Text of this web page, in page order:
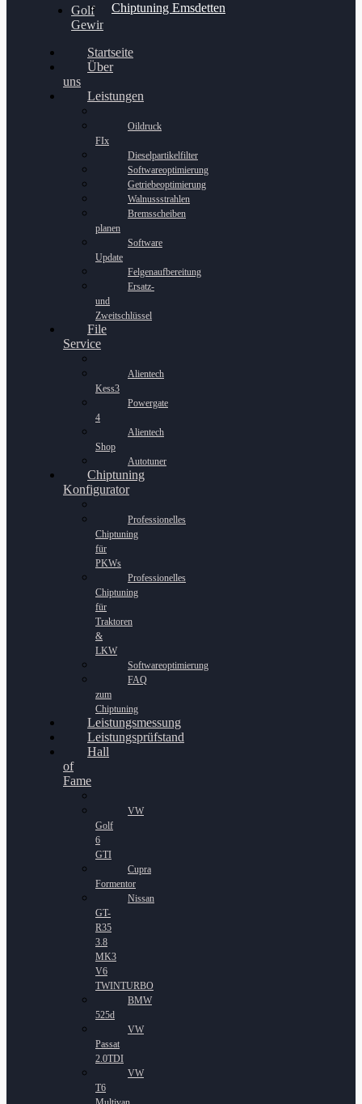
Chiptuning Emsdetten
Golf
Gewinnspiel
Startseite
Über
uns
Leistungen
Oildruck
FIx
Dieselpartikelfilter
Softwareoptimierung
Getriebeoptimierung
Walnussstrahlen
Bremsscheiben
planen
Software
Update
Felgenaufbereitung
Ersatz-
und
Zweitschlüssel
File
Service
Alientech
Kess3
Powergate
4
Alientech
Shop
Autotuner
Chiptuning
Konfigurator
Professionelles
Chiptuning
für
PKWs
Professionelles
Chiptuning
für
Traktoren
&
LKW
Softwareoptimierung
FAQ
zum
Chiptuning
Leistungsmessung
Leistungsprüfstand
Hall
of
Fame
VW
Golf
6
GTI
Cupra
Formentor
Nissan
GT-
R35
3.8
MK3
V6
TWINTURBO
BMW
525d
VW
Passat
2.0TDI
VW
T6